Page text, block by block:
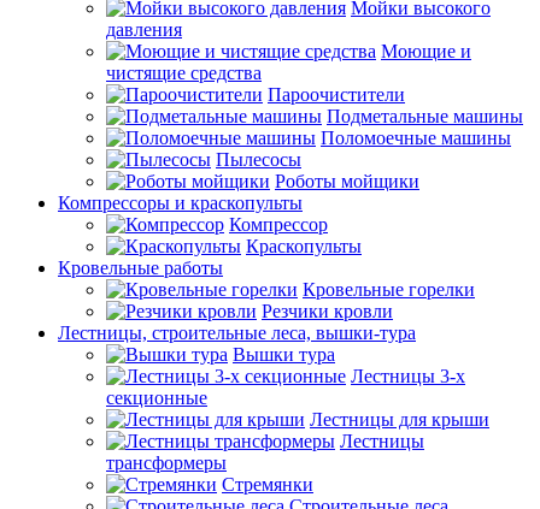
Мойки высокого
давления
Моющие и
чистящие средства
Пароочистители
Подметальные машины
Поломоечные машины
Пылесосы
Роботы мойщики
Компрессоры и краскопульты
Компрессор
Краскопульты
Кровельные работы
Кровельные горелки
Резчики кровли
Лестницы, строительные леса, вышки-тура
Вышки тура
Лестницы 3-х
секционные
Лестницы для крыши
Лестницы
трансформеры
Стремянки